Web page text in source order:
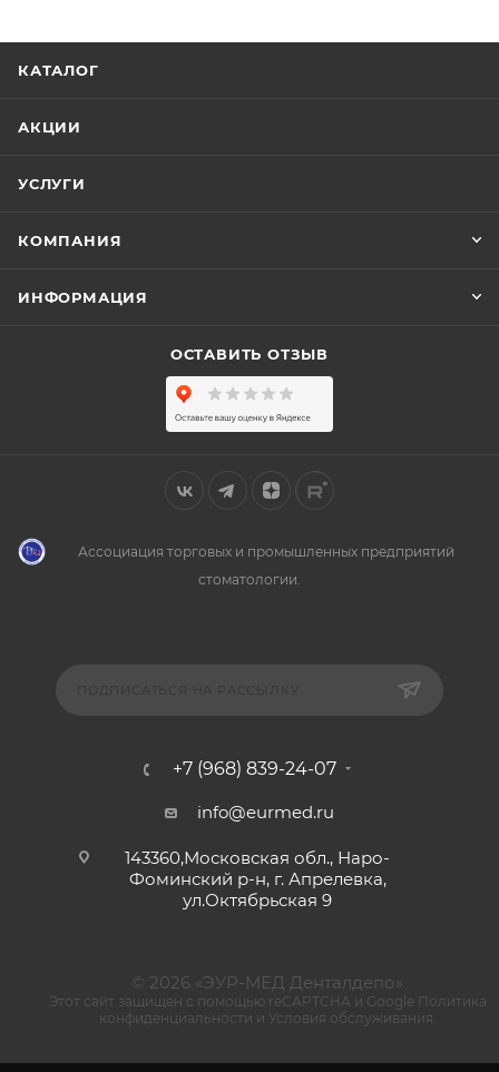
КАТАЛОГ
АКЦИИ
УСЛУГИ
КОМПАНИЯ
ИНФОРМАЦИЯ
ОСТАВИТЬ ОТЗЫВ
Ассоциация торговых и промышленных предприятий
стоматологии.
+7 (968) 839-24-07
info@eurmed.ru
143360,Московская обл., Наро-
Фоминский р-н, г. Апрелевка,
ул.Октябрьская 9
© 2026 «ЭУР-МЕД Денталдепо»
Этот сайт защищен с помощью reCAPTCHA и Google Политика
конфиденциальности и Условия обслуживания